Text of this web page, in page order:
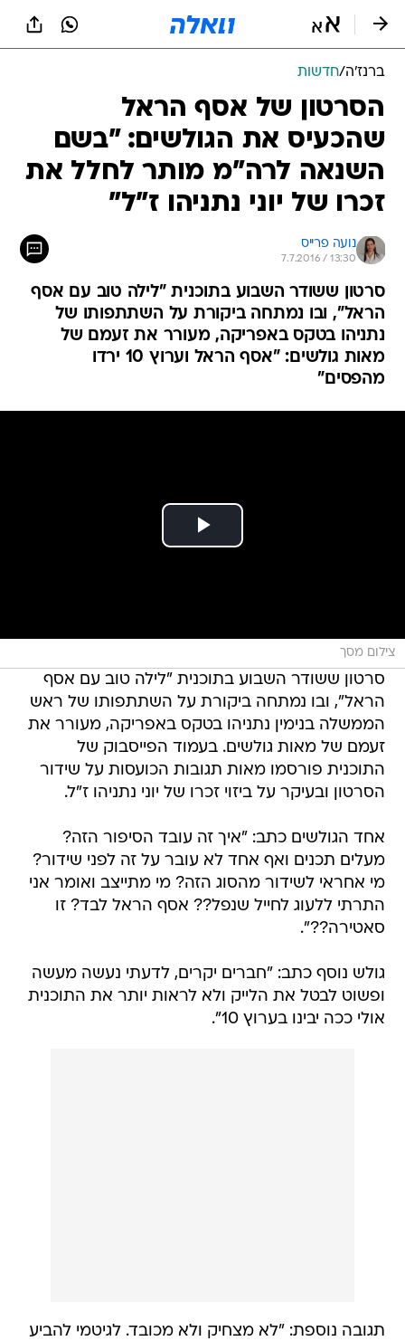
ברנז'ה/חדשות
הסרטון של אסף הראל
שהכעיס את הגולשים: "בשם
השנאה לרה"מ מותר לחלל את
זכרו של יוני נתניהו ז"ל"
נועה פרייס
7.7.2016 / 13:30
סרטון ששודר השבוע בתוכנית "לילה טוב עם אסף
הראל", ובו נמתחה ביקורת על השתתפותו של
נתניהו בטקס באפריקה, מעורר את זעמם של
מאות גולשים: "אסף הראל וערוץ 10 ירדו
מהפסים"
צילום מסך
סרטון ששודר השבוע בתוכנית "לילה טוב עם אסף
הראל", ובו נמתחה ביקורת על השתתפותו של ראש
הממשלה בנימין נתניהו בטקס באפריקה, מעורר את
זעמם של מאות גולשים. בעמוד הפייסבוק של
התוכנית פורסמו מאות תגובות הכועסות על שידור
הסרטון ובעיקר על ביזוי זכרו של יוני נתניהו ז"ל.
אחד הגולשים כתב: "איך זה עובד הסיפור הזה?
מעלים תכנים ואף אחד לא עובר על זה לפני שידור?
מי אחראי לשידור מהסוג הזה? מי מתייצב ואומר אני
התרתי ללעוג לחייל שנפל?? אסף הראל לבד? זו
סאטירה??".
גולש נוסף כתב: "חברים יקרים, לדעתי נעשה מעשה
ופשוט לבטל את הלייק ולא לראות יותר את התוכנית
אולי ככה יבינו בערוץ 10".
תגובה נוספת: "לא מצחיק ולא מכובד. לגיטמי להביע